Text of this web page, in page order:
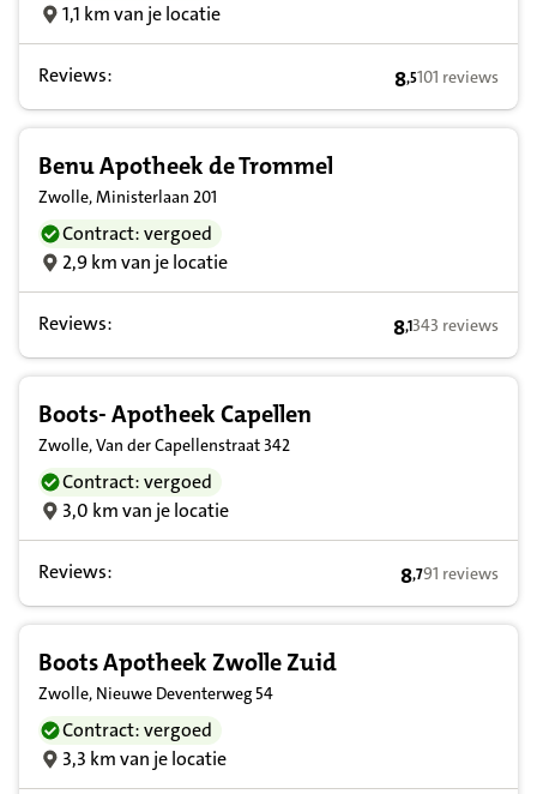
1,1 km van je locatie
Reviews: 8,5 op basis van
8,5101 reviews
Benu Apotheek de Trommel
Zwolle, Ministerlaan 201
Contract: vergoed
2,9 km van je locatie
Reviews: 8,1 op basis van
8,1343 reviews
Boots- Apotheek Capellen
Zwolle, Van der Capellenstraat 342
Contract: vergoed
3,0 km van je locatie
Reviews: 8,7 op basis
8,791 reviews
Boots Apotheek Zwolle Zuid
Zwolle, Nieuwe Deventerweg 54
Contract: vergoed
3,3 km van je locatie